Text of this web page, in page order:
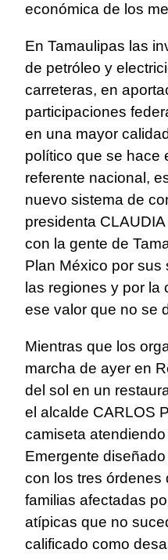
económica de los
En Tamaulipas las
de petróleo y
carreteras, en
participaciones
en una mayor
político que se hace
referente nacional,
nuevo sistema de
presidenta
con la gente de
Plan México por sus
las regiones y por la
ese valor que no se
Mientras que los
marcha de ayer en
del sol en un
el alcalde CARLOS
camiseta
Emergente
con los tres órdenes
familias afectadas
atípicas que no
calificado como